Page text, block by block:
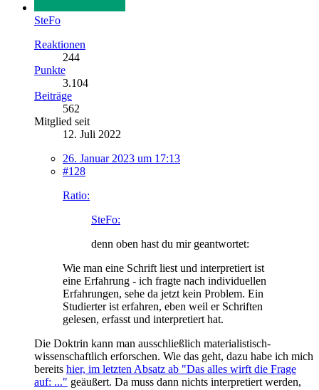
SteFo
Reaktionen
244
Punkte
3.104
Beiträge
562
Mitglied seit
12. Juli 2022
26. Januar 2023 um 17:13
#128
Ratio:
SteFo:
denn oben hast du mir geantwortet:
Wie man eine Schrift liest und interpretiert ist
eine Erfahrung - ich fragte nach individuellen
Erfahrungen, sehe da jetzt kein Problem. Ein
Studierter ist erfahren, eben weil er Schriften
gelesen, erfasst und interpretiert hat.
Die Doktrin kann man ausschließlich materialistisch-
wissenschaftlich erforschen. Wie das geht, dazu habe ich mich
bereits hier, im letzten Absatz ab "Das alles wirft die Frage
auf: ..." geäußert. Da muss dann nichts interpretiert werden,